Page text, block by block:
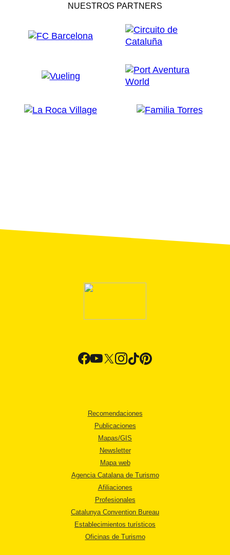
NUESTROS PARTNERS
Recomendaciones
Publicaciones
Mapas/GIS
Newsletter
Mapa web
Agencia Catalana de Turismo
Afiliaciones
Profesionales
Catalunya Convention Bureau
Establecimientos turísticos
Oficinas de Turismo